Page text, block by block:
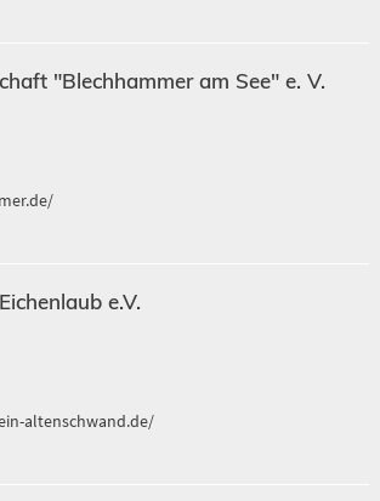
"Blechhammer am See" e. V.
e.V.
altenschwand.de/